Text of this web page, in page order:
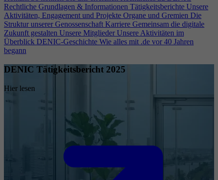
Rechtliche Grundlagen & Informationen Tätigkeitsberichte Unsere
Aktivitäten, Engagement und Projekte Organe und Gremien Die
Struktur unserer Genossenschaft Karriere Gemeinsam die digitale
Zukunft gestalten Unsere Mitglieder Unsere Aktivitäten im
Überblick DENIC-Geschichte Wie alles mit .de vor 40 Jahren
begann
DENIC Tätigkeitsbericht 2025
Hier lesen